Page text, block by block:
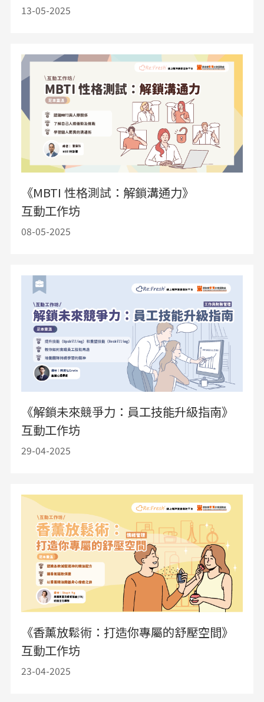
13-05-2025
《MBTI 性格測試：解鎖溝通力》
互動工作坊
08-05-2025
《解鎖未來競爭力：員工技能升級指南》
互動工作坊
29-04-2025
《香薰放鬆術：打造你專屬的舒壓空間》
互動工作坊
23-04-2025